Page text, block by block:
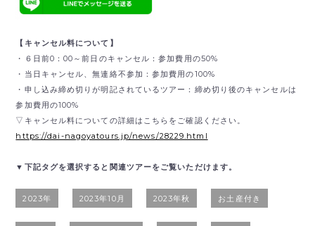
【キャンセル料について】
・６日前0：00～前日のキャンセル：参加費用の50%
・当日キャンセル、無連絡不参加：参加費用の100%
・申し込み締め切りが明記されているツアー：締め切り後のキャンセルは
参加費用の100%
▽キャンセル料についての詳細はこちらをご確認ください。
https://dai-nagoyatours.jp/news/28229.html
▼下記タグを選択すると関連ツアーをご覧いただけます。
2023年 2023年10月 2023年秋 お土産付き